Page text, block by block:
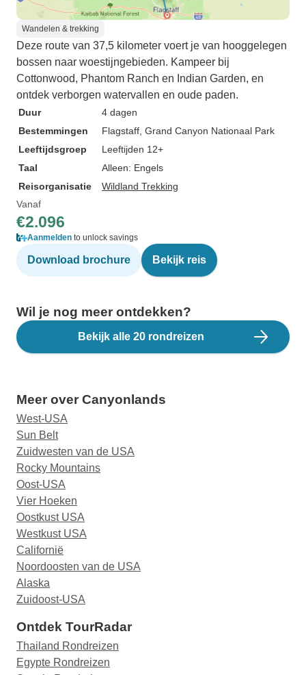
Wandelen & trekking
Deze route van 37,5 kilometer voert je van hooggelegen
bossen naar woestijngebieden. Kampeer bij
Cottonwood, Phantom Ranch en Indian Garden, en
ontdek verborgen watervallen en oude paden.
Duur
4 dagen
Bestemmingen
Flagstaff , Grand Canyon Nationaal Park
Leeftijdsgroep
Leeftijden 12+
Taal
Alleen: Engels
Reisorganisatie
Wildland Trekking
Vanaf
€2.096
Aanmelden to unlock savings
Download brochure Bekijk reis
Wil je nog meer ontdekken?
Bekijk alle 20 rondreizen
Meer over Canyonlands
West-USA
Sun Belt
Zuidwesten van de USA
Rocky Mountains
Oost-USA
Vier Hoeken
Oostkust USA
Westkust USA
Californië
Noordoosten van de USA
Alaska
Zuidoost-USA
Ontdek TourRadar
Thailand Rondreizen
Egypte Rondreizen